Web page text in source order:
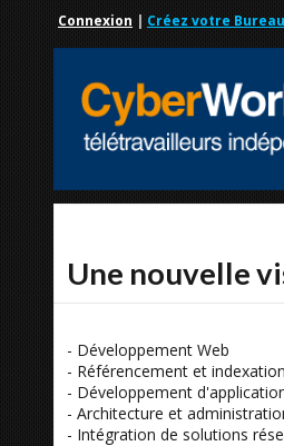
Connexion | Créez votre
Une nouvelle
- Développement Web
- Référencement et indexation
- Développement
- Architecture et
- Intégration de solutions